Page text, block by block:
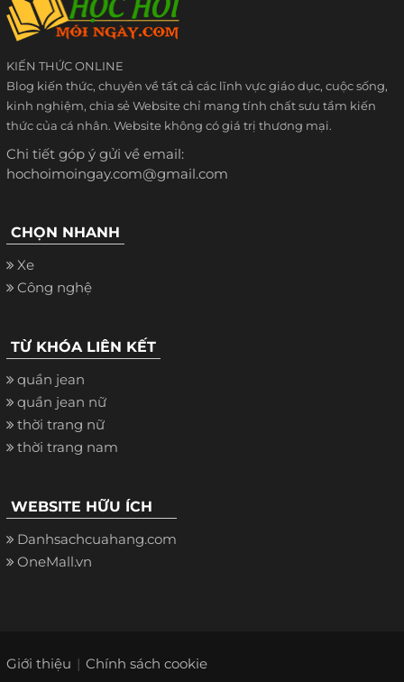
KIẾN THỨC ONLINE
Blog kiến thức, chuyên về tất cả các lĩnh vực giáo dục, cuộc sống,
kinh nghiệm, chia sẻ Website chỉ mang tính chất sưu tầm kiến
thức của cá nhân. Website không có giá trị thương mại.
Chi tiết góp ý gửi về email:
hochoimoingay.com@gmail.com
CHỌN NHANH
Xe
Công nghệ
TỪ KHÓA LIÊN KẾT
quần jean
quần jean nữ
thời trang nữ
thời trang nam
WEBSITE HỮU ÍCH
Danhsachcuahang.com
OneMall.vn
Giới thiệu Chính sách cookie